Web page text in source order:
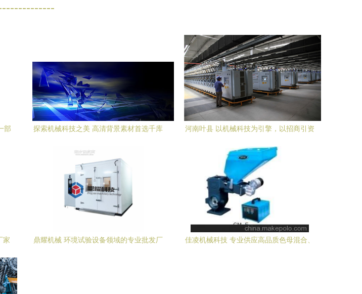
部
探索机械科技之美 高清背景素材首选千库
河南叶县 以机械科技为引擎，以招商引资
家
鼎耀机械 环境试验设备领域的专业批发厂
佳凌机械科技 专业供应高品质色母混合、